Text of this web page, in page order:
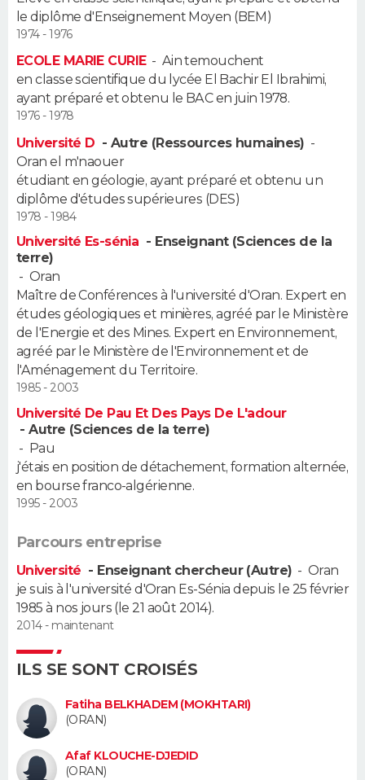
Alimentation
Guide de la santé
Maladies
Médicaments
Sommeil
VOYAGE
PHOTO
GUIDES D'ACHAT
BONS PLANS
CARTE DE VOEUX
Carte de Noël
Carte Bonne année
Carte Saint-Valentin
Carte Pâques
Carte d'anniversaire
Dictionnaire
Biographies
Citations
Expressions
Proverbes
PROGRAMME TV
COPAINS D'AVANT
S'inscrire
Se connecter
Lycées
Collèges
Primaires
Universités
Entreprises
Service militaire
Avis de recherche
AVIS DE DÉCÈS
FORUM
Bricolage
Lifestyle
Culture
Sport
Auto
Television
Voyage
Cinema
le diplôme d'Enseignement Moyen (BEM)
1974 - 1976
ECOLE MARIE CURIE- Ain temouchent
en classe scientifique du lycée El Bachir El Ibrahimi,
ayant préparé et obtenu le BAC en juin 1978.
1976 - 1978
Université D - Autre (Ressources humaines) -
Oran el m'naouer
étudiant en géologie, ayant préparé et obtenu un
diplôme d'études supérieures (DES)
1978 - 1984
Université Es-sénia - Enseignant (Sciences de la
terre)
- Oran
Maître de Conférences à l'université d'Oran. Expert en
études géologiques et minières, agréé par le Ministère
de l'Energie et des Mines. Expert en Environnement,
agréé par le Ministère de l'Environnement et de
l'Aménagement du Territoire.
1985 - 2003
Université De Pau Et Des Pays De L'adour
- Autre (Sciences de la terre)
- Pau
j'étais en position de détachement, formation alternée,
en bourse franco-algérienne.
1995 - 2003
Parcours entreprise
Université - Enseignant chercheur (Autre) - Oran
je suis à l'université d'Oran Es-Sénia depuis le 25 février
1985 à nos jours (le 21 août 2014).
2014 - maintenant
ILS SE SONT CROISÉS
Fatiha BELKHADEM (MOKHTARI)
(ORAN)
Afaf KLOUCHE-DJEDID
(ORAN)